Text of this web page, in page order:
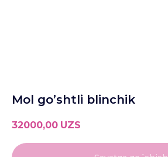
Mol go’shtli blinchik
32000,00 UZS